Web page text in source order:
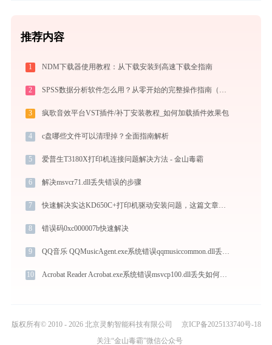
推荐内容
1 NDM下载器使用教程：从下载安装到高速下载全指南
2 SPSS数据分析软件怎么用？从零开始的完整操作指南（附实战案例）
3 疯歌音效平台VST插件/补丁安装教程_如何加载插件效果包
4 c盘哪些文件可以清理掉？全面指南解析
5 爱普生T3180X打印机连接问题解决方法 - 金山毒霸
6 解决msvcr71.dll丢失错误的步骤
7 快速解决实达KD650C+打印机驱动安装问题，这篇文章告诉你方法
8 错误码0xc000007b快速解决
9 QQ音乐 QQMusicAgent.exe系统错误qqmusiccommon.dll丢失如何解决
10 Acrobat Reader Acrobat.exe系统错误msvcp100.dll丢失如何解决
版权所有© 2010 - 2026 北京灵豹智能科技有限公司
京ICP备2025133740号-18
关注“金山毒霸”微信公众号